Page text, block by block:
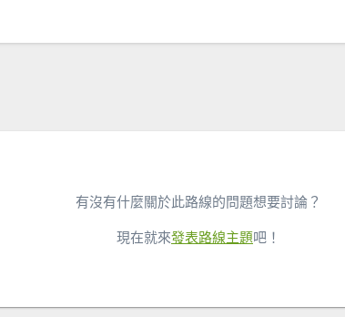
有沒有什麼關於此路線的問題想要討論？
現在就來發表路線主題吧！